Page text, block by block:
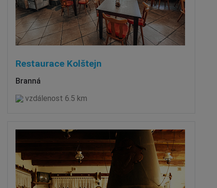
Restaurace Kolštejn
Branná
vzdálenost 6.5 km